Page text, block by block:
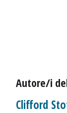
Autore/i
Clifford